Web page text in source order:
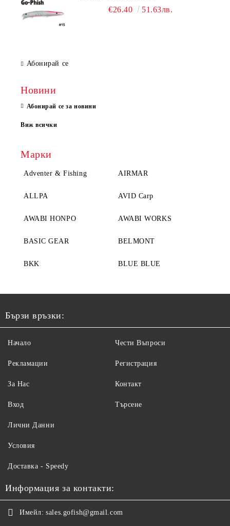
€26.40 51.63лв.
Абонирай се
Новини
Абонирай се за новини
Виж всички
Марки
Adventer & Fishing AIRMAR
ALLPA AVID Carp
AWABI HONPO AWABI WORKS
BASIC GEAR BELMONT
BKK BLUE BLUE
Бързи връзки:
Начало
Рекламации
За Нас
Вход
Чести Въпроси
Регистрация
Контакт
Търсене
Лични Данни
Условия
Доставка - Speedy
Информация за контакти:
Имейл: sales.gofish@gmail.com